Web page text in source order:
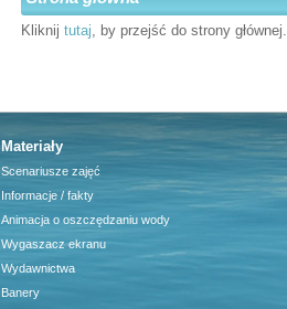
Kliknij tutaj, by przejść do strony głównej.
Materiały
Scenariusze zajęć
Informacje / fakty
Animacja o oszczędzaniu wody
Wygaszacz ekranu
Wydawnictwa
Banery